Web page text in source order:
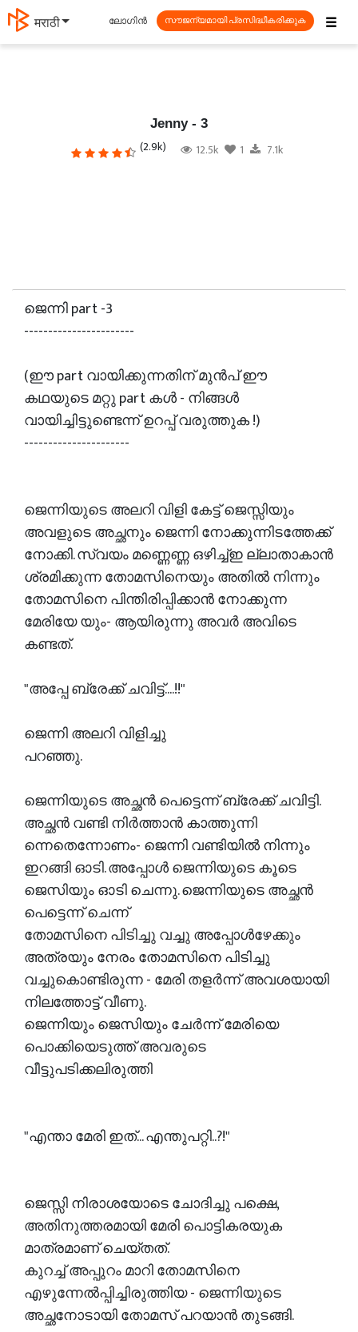
தமிழ் ☰
ലോഗിൻ സൗജന്യമായി പ്രസിദ്ധീകരിക്കുക
Jenny - 3
(2.9k) 12.5k 1 7.1k
ജെന്നി part -3
-----------------------
(ഈ part വായിക്കുന്നതിന് മുൻപ് ഈ
കഥയുടെ മറ്റു part കൾ - നിങ്ങൾ
വായിച്ചിട്ടുണ്ടെന്ന് ഉറപ്പ് വരുത്തുക !)
----------------------
ജെന്നിയുടെ അലറി വിളി കേട്ട് ജെസ്സിയും
അവളുടെ അച്ഛനും ജെന്നി നോക്കുന്നിടത്തേക്ക്
നോക്കി. സ്വയം മണ്ണെണ്ണ ഒഴിച്ച്ഇ ല്ലാതാകാൻ
ശ്രമിക്കുന്ന തോമസിനെയും അതിൽ നിന്നും
തോമസിനെ പിന്തിരിപ്പിക്കാൻ നോക്കുന്ന
മേരിയേ യും- ആയിരുന്നു അവർ അവിടെ
കണ്ടത്.
"അപ്പേ ബ്രേക്ക്‌ ചവിട്ട്....!!"
ജെന്നി അലറി വിളിച്ചു
പറഞ്ഞു.
ജെന്നിയുടെ അച്ഛൻ പെട്ടെന്ന് ബ്രേക്ക്‌ ചവിട്ടി.
അച്ഛൻ വണ്ടി നിർത്താൻ കാത്തുന്നി
ന്നെതെന്നോണം- ജെന്നി വണ്ടിയിൽ നിന്നും
ഇറങ്ങി ഓടി. അപ്പോൾ ജെന്നിയുടെ കൂടെ
ജെസിയും ഓടി ചെന്നു. ജെന്നിയുടെ അച്ഛൻ
പെട്ടെന്ന് ചെന്ന്
തോമസിനെ പിടിച്ചു വച്ചു അപ്പോൾഴേക്കും
അത്രയും നേരം തോമസിനെ പിടിച്ചു
വച്ചുകൊണ്ടിരുന്ന - മേരി തളർന്ന് അവശയായി
നിലത്തോട്ട് വീണു.
ജെന്നിയും ജെസിയും ചേർന്ന് മേരിയെ
പൊക്കിയെടുത്ത് അവരുടെ
വീട്ടുപടിക്കലിരുത്തി
"എന്താ മേരി ഇത്... എന്തുപറ്റി..?!"
ജെസ്സി നിരാശയോടെ ചോദിച്ചു പക്ഷെ,
അതിനുത്തരമായി മേരി പൊട്ടികരയുക
മാത്രമാണ് ചെയ്തത്.
കുറച്ച് അപ്പുറം മാറി തോമസിനെ
എഴുന്നേൽപ്പിച്ചിരുത്തിയ - ജെന്നിയുടെ
അച്ഛനോടായി തോമസ് പറയാൻ തുടങ്ങി.